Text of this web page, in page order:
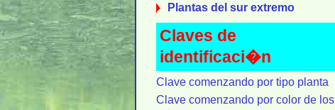
Plantas del sur extremo
Claves de
identificaci�n
Clave comenzando por tipo planta
Clave comenzando por color de los